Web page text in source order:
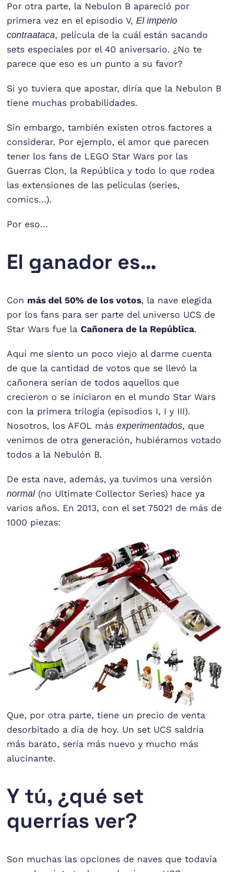
Por otra parte, la Nebulon B apareció por
primera vez en el episodio V,El imperio
contraataca, película de la cuál están sacando
sets especiales por el 40 aniversario. ¿No te
parece que eso es un punto a su favor?
Si yo tuviera que apostar, diría que la Nebulon B
tiene muchas probabilidades.
Sin embargo, también existen otros factores a
considerar. Por ejemplo, el amor que parecen
tener los fans de LEGO Star Wars por las
Guerras Clon, la República y todo lo que rodea
las extensiones de las películas (series,
comics…).
Por eso…
El ganador es…
Con más del 50% de los votos, la nave elegida
por los fans para ser parte del universo UCS de
Star Wars fue laCañonera de la República.
Aquí me siento un poco viejo al darme cuenta
de que la cantidad de votos que se llevó la
cañonera serían de todos aquellos que
crecieron o se iniciaron en el mundo Star Wars
con la primera trilogía (episodios I, I y III).
Nosotros, los AFOL másexperimentados, que
venimos de otra generación, hubiéramos votado
todos a la Nebulón B.
De esta nave, además, ya tuvimos una versión
normal(no Ultimate Collector Series) hace ya
varios años. En 2013, con el set 75021 de más de
1000 piezas:
Que, por otra parte, tiene un precio de venta
desorbitado a día de hoy. Un set UCS saldría
más barato, sería más nuevo y mucho más
alucinante.
Y tú, ¿qué set
querrías ver?
Son muchas las opciones de naves que todavía